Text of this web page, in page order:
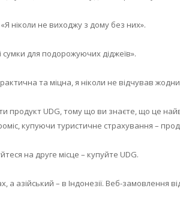
«Я ніколи не виходжу з дому без них».
сумки для подорожуючих діджеїв».
та міцна, я ніколи не відчував
продукт UDG, тому що ви знаєте, що це
купуючи туристичне страхування –
на друге місце – купуйте UDG.
азійський – в Індонезії. Веб-замовлення